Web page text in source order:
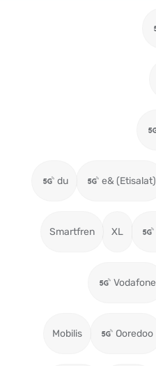
e& (Etisalat)
du
XL
Smartfren
Vodafone
Ooredoo
Mobilis